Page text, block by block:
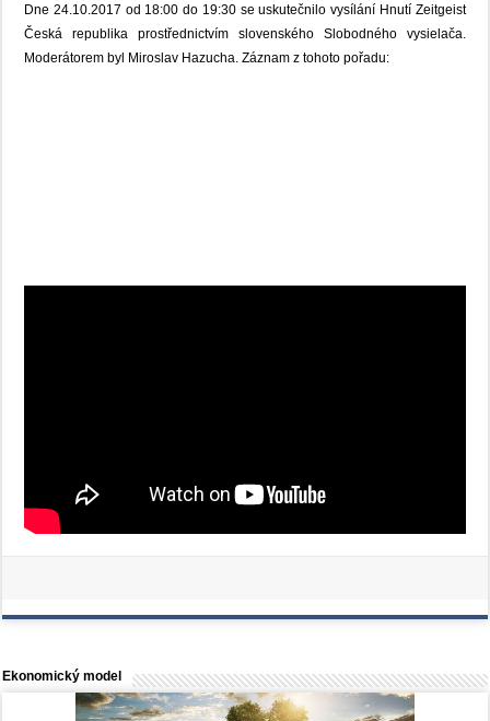
Dne 24.10.2017 od 18:00 do 19:30 se uskutečnilo vysílání Hnutí Zeitgeist
Česká republika prostřednictvím slovenského Slobodného vysielača.
Moderátorem byl Miroslav Hazucha. Záznam z tohoto pořadu:
Ekonomický model